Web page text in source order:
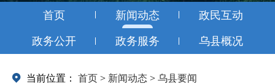
首页 新闻动态 政民互动
政务公开 政务服务 乌县概况
当前位置： 首页 > 新闻动态 > 乌县要闻